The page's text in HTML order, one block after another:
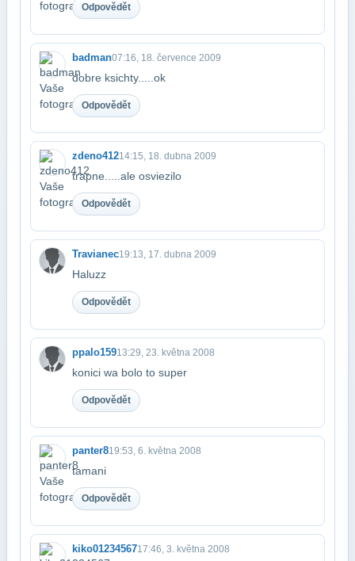
Odpovědět
badman07:16, 18. července 2009
dobre ksichty.....ok
Odpovědět
zdeno41214:15, 18. dubna 2009
trapne.....ale osviezilo
Odpovědět
Travianec19:13, 17. dubna 2009
Haluzz
Odpovědět
ppalo15913:29, 23. května 2008
konici wa bolo to super
Odpovědět
panter819:53, 6. května 2008
tamani
Odpovědět
kiko0123456717:46, 3. května 2008